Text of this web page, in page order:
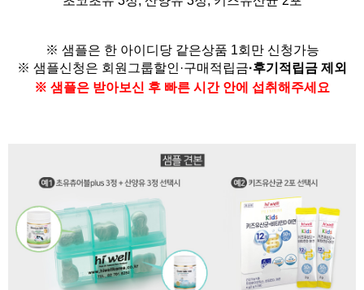
※ 샘플은 한 아이디당 같은상품 1회만 신청가능
※ 샘플신청은 회원그룹할인·구매적립금·후기적립금 제외
※ 샘플은 받아보신 후 빠른 시간 안에 섭취해주세요